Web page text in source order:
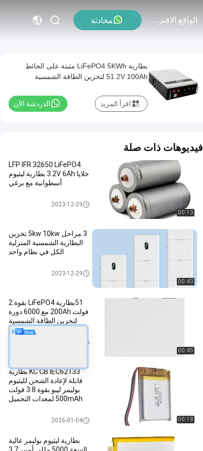
الواقع الافتراضي محادثة
بطارية LiFePO4 5KWh مثبتة على الحائط
51.2V 100Ah لتخزين الطاقة الشمسية
الدردشة الآن اقرأ المزيد
فيديوهات ذات صلة
00:13
LFP IFR 32650 LiFePO4
خلايا 3.2V 6Ah بطارية ليثيوم
أسطوانية مع برغي
خلية بطارية LiFePO42023-12-29
00:43
3 مراحل 5kw 10kw تخزين
البطارية الشمسية المنزلية
الكل في نظام واحد
بطاريات تخزين الطاقة الشمسية
2023-12-29
00:45
51بطارية LiFePO4 بقوة.2
فولت 200Ah مع 6000 دورة
لتخزين الطاقة الشمسية
00:18
KC CB IEC62133 بطارية
قابلة لإعادة الشحن لليثيوم
بوليمر ليبو بقوة 3.8 فولت
500mAh لمعدات التجميل
حزمة بطارية ليثيوم بوليمر
2026-01-04
بطارية ليثيوم بوليمر عالية